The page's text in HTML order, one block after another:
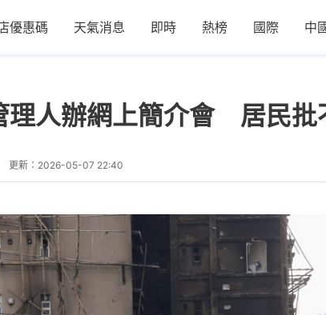
優惠碼 天氣消息 即時 熱榜 國際 中
理人辦網上簡介會 居民
更新： 2026-05-07 22:40